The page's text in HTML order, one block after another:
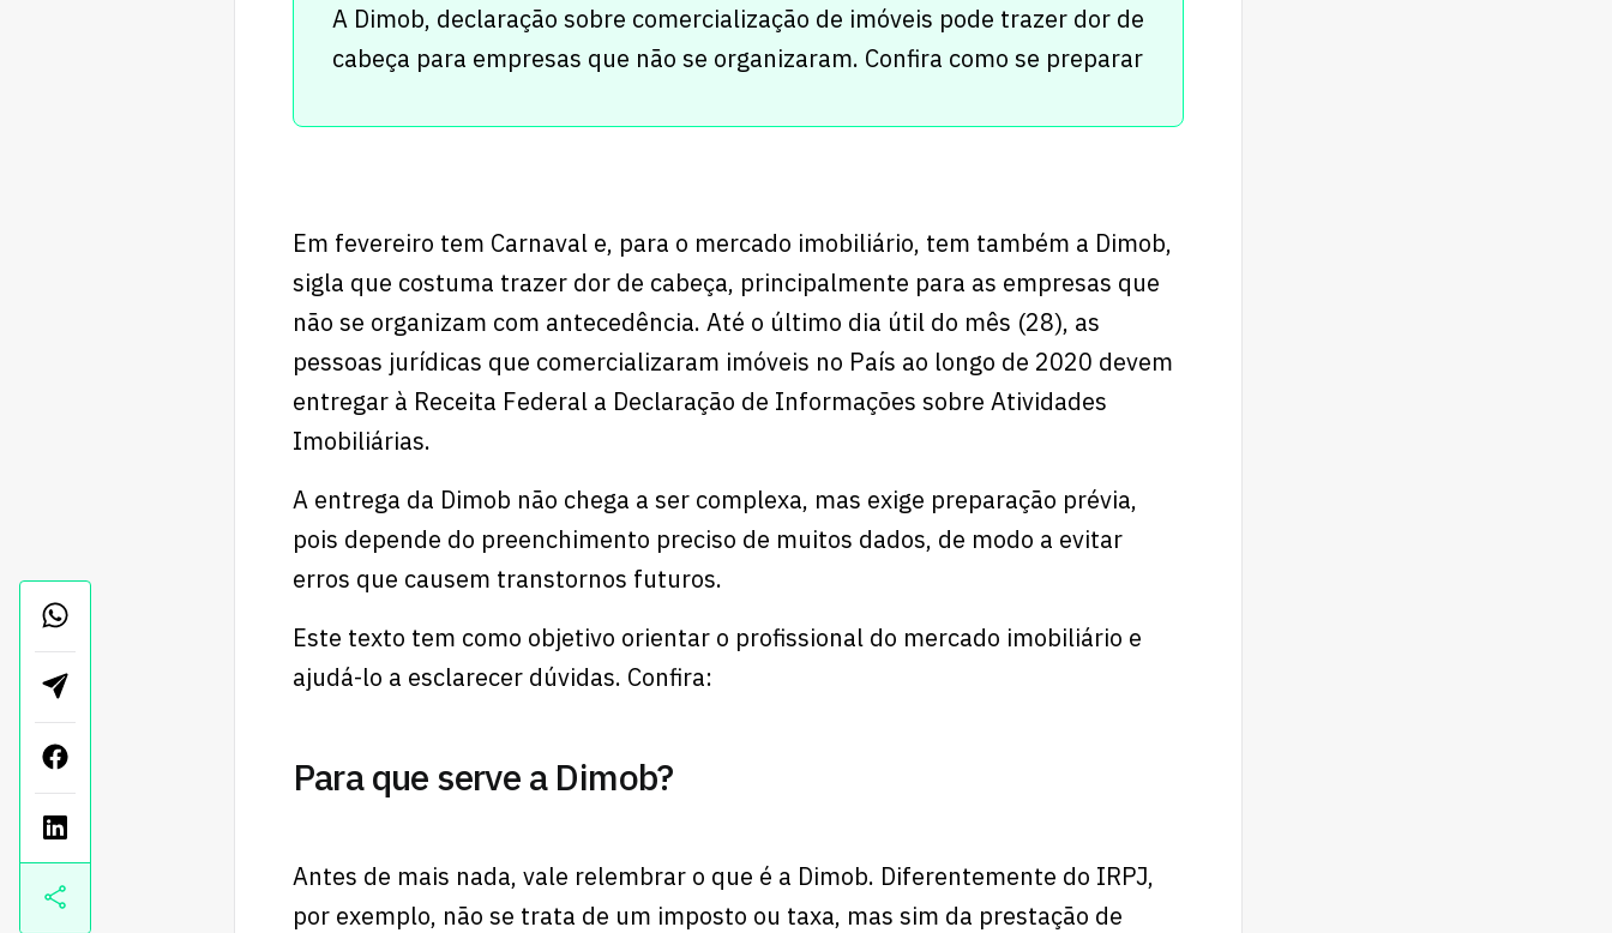
A Dimob, declaração sobre comercialização de imóveis pode trazer dor de
cabeça para empresas que não se organizaram. Confira como se preparar
Em fevereiro tem Carnaval e, para o mercado imobiliário, tem também a Dimob,
sigla que costuma trazer dor de cabeça, principalmente para as empresas que
não se organizam com antecedência. Até o último dia útil do mês (28), as
pessoas jurídicas que comercializaram imóveis no País ao longo de 2020 devem
entregar à Receita Federal a Declaração de Informações sobre Atividades
Imobiliárias.
A entrega da Dimob não chega a ser complexa, mas exige preparação prévia,
pois depende do preenchimento preciso de muitos dados, de modo a evitar
erros que causem transtornos futuros.
Este texto tem como objetivo orientar o profissional do mercado imobiliário e
ajudá-lo a esclarecer dúvidas. Confira:
Para que serve a Dimob?
Antes de mais nada, vale relembrar o que é a Dimob. Diferentemente do IRPJ,
por exemplo, não se trata de um imposto ou taxa, mas sim da prestação de